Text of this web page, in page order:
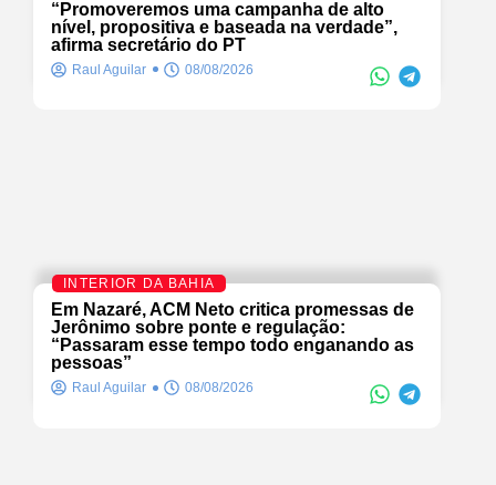
“Promoveremos uma campanha de alto
nível, propositiva e baseada na verdade”,
afirma secretário do PT
Raul Aguilar 08/08/2026
INTERIOR DA BAHIA
Em Nazaré, ACM Neto critica promessas de
Jerônimo sobre ponte e regulação:
“Passaram esse tempo todo enganando as
pessoas”
Raul Aguilar 08/08/2026